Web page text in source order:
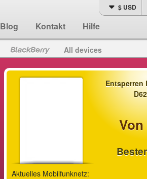
Blog Kontakt Hilfe
$ USD
All devices
Entsperren
Von
Aktuelles Mobilfunknetz: